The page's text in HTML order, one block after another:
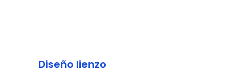
Diseño lienzo